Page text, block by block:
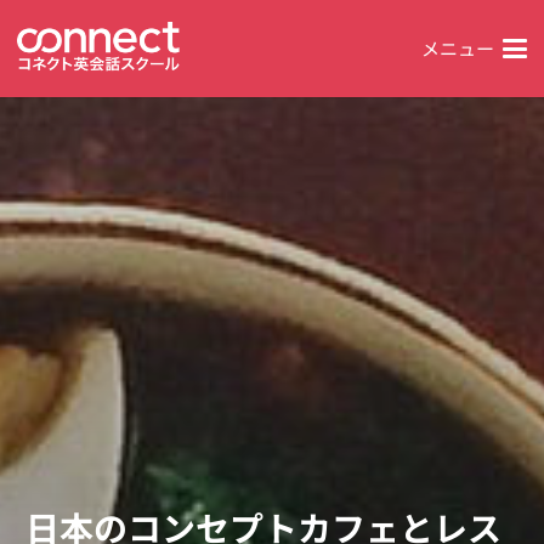
メニュー
日本のコンセプトカフェとレス